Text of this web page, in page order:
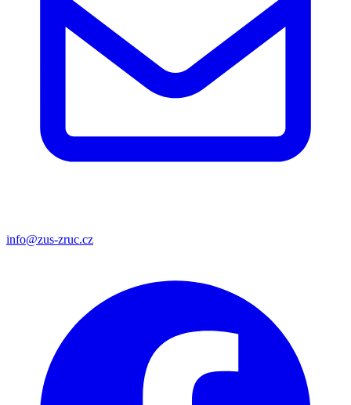
info@zus-zruc.cz